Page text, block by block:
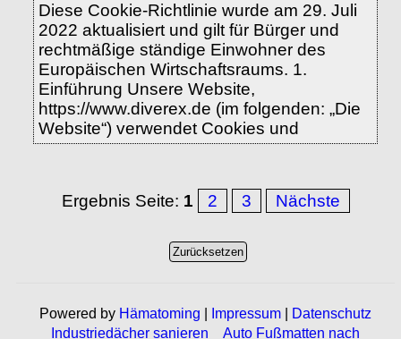
Diese Cookie-Richtlinie wurde am 29. Juli
2022 aktualisiert und gilt für Bürger und
rechtmäßige ständige Einwohner des
Europäischen Wirtschaftsraums. 1.
Einführung Unsere Website,
https://www.diverex.de (im folgenden: „Die
Website“) verwendet Cookies und
Ergebnis Seite: 1 2 3 Nächste
Powered by Hämatoming Impressum
Datenschutz
Industriedächer sanieren
Auto Fußmatten nach